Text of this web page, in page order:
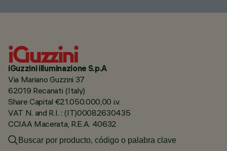
iGuzzini illuminazione S.p.A
Via Mariano Guzzini 37
62019 Recanati (Italy)
Share Capital €21.050.000,00 i.v.
VAT N. and R.I. : (IT)00082630435
CCIAA Macerata, R.E.A. 40632